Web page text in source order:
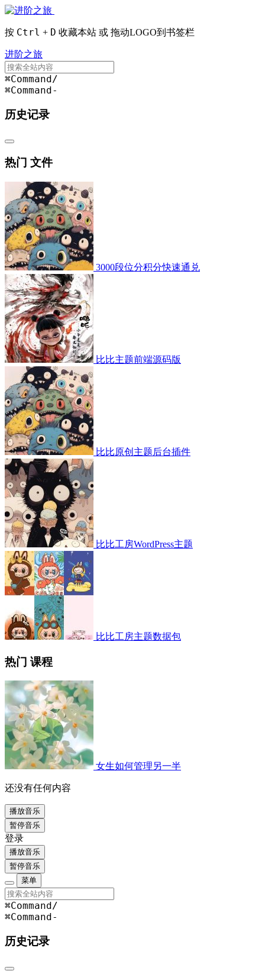
按 Ctrl + D 收藏本站 或 拖动LOGO到书签栏
进阶之旅
⌘Command/
⌘Command-
历史记录
热门 文件
3000段位分积分快速通兑
比比主题前端源码版
比比原创主题后台插件
比比工房WordPress主题
比比工房主题数据包
热门 课程
女生如何管理另一半
还没有任何内容
播放音乐
暂停音乐
登录
播放音乐
暂停音乐
菜单
⌘Command /
⌘Command -
历史记录